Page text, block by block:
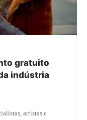
gratuito
indústria
artistas e